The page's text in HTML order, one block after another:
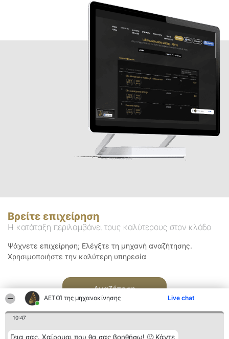
ΑΕΤΟΊ της μηχανοκίνησης Live chat
10:47
Γεια σας. Χαίρομαι που θα σας βοηθήσω! 🙂 Κάντε
Βρείτε επιχείρηση
Η κατάταξη περιλαμβάνει τους καλύτερους στον κλάδο
Ψάχνετε επιχείρηση; Ελέγξτε τη μηχανή αναζήτησης.
Χρησιμοποιήστε την καλύτερη υπηρεσία
Αναζήτηση